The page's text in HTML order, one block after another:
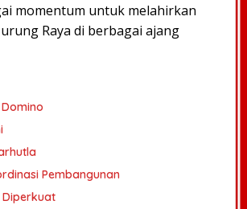
momentum untuk melahirkan
Raya di berbagai ajang
Pembangunan
Diperkuat